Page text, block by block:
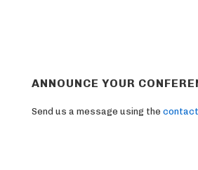
ANNOUNCE YOUR
Send us a message using the